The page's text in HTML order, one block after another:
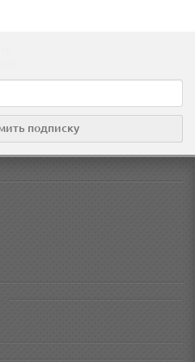
подписку